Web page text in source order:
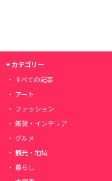
カテゴリー
すべての記事
アート
ファッション
雑貨・インテリア
グルメ
観光・地域
暮らし